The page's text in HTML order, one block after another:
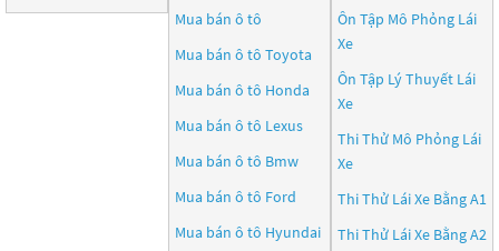
Mua bán ô tô
Mua bán ô tô Toyota
Mua bán ô tô Honda
Mua bán ô tô Lexus
Mua bán ô tô Bmw
Mua bán ô tô Ford
Mua bán ô tô Hyundai
Ôn Tập Mô Phỏng Lái
Xe
Ôn Tập Lý Thuyết Lái
Xe
Thi Thử Mô Phỏng Lái
Xe
Thi Thử Lái Xe Bằng A1
Thi Thử Lái Xe Bằng A2